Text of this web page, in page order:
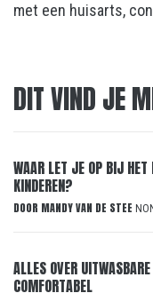
met een huisarts,
DIT VIND JE
WAAR LET JE OP BIJ HET
KINDEREN?
DOOR MANDY VAN DE STEE
ALLES OVER
COMFORTABEL